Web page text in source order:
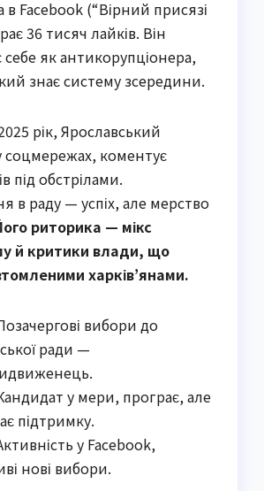
в Facebook (“Вірний присязі
36 тисяч лайків. Він
себе як антикорупціонера,
знає систему зсередини.
рік, Ярославський
соцмережах, коментує
під обстрілами.
в раду — успіх, але мерство
риторика — мікс
й критики влади, що
харків’янами.
вибори до
ради —
у мери, програє, але
підтримку.
у Facebook,
нові вибори.